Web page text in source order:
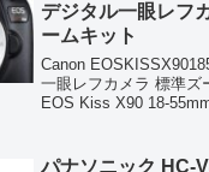
デジタル一眼レフ
ームキット
Canon
一眼レフカメラ 標準ズ
EOS Kiss X90 18-
パナソニック HC-